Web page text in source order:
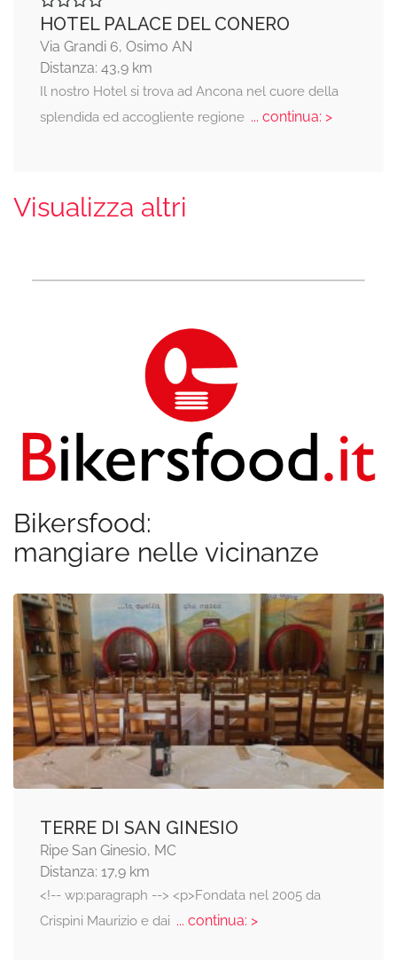
HOTEL PALACE DEL CONERO
Via Grandi 6, Osimo AN
Distanza: 43,9 km
Il nostro Hotel si trova ad Ancona nel cuore della
splendida ed accogliente regione... continua: >
Visualizza altri
Bikersfood:
mangiare nelle vicinanze
TERRE DI SAN GINESIO
Ripe San Ginesio, MC
Distanza: 17,9 km
<!-- wp:paragraph --> <p>Fondata nel 2005 da
Crispini Maurizio e dai ... continua: >